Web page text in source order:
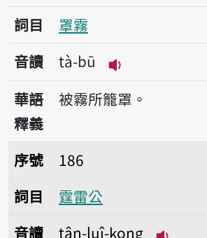
詞目
罩霧
音讀
tà-bū
播放音讀tà-bū
華語
釋義
被霧所籠罩。
序號186霆雷公
序號
186
詞目
霆雷公
音讀
tân-luî-kong